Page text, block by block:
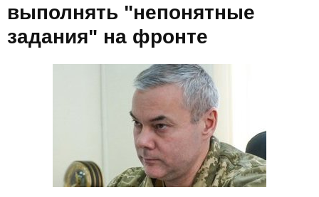
выполнять "непонятные
задания" на фронте